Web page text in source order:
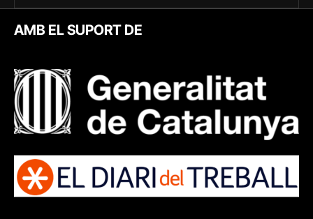
AMB EL SUPORT DE